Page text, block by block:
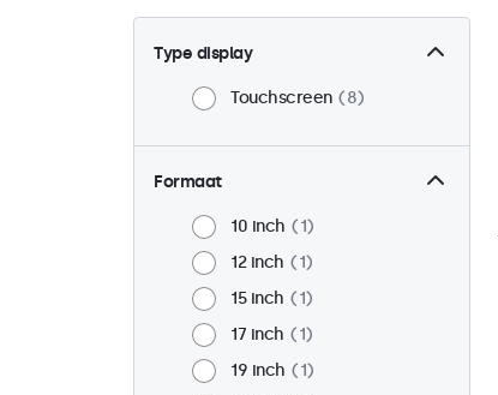
Type display
Touchscreen 8
Formaat
10 inch
1
12 inch
1
15 inch
1
17 inch
1
19 inch
1